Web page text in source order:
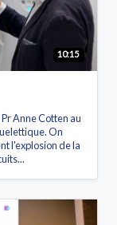
10:15
Anne Cotten au
On
l'explosion de la